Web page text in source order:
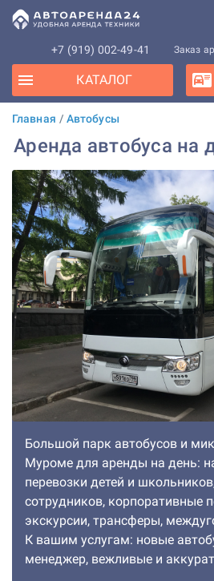
+7 (919) 002-49-41 Заказ
КАТАЛОГ
Главная / Автобусы
Аренда автобуса на
Большой парк автобусов и
Муроме для аренды на день:
перевозки детей и
сотрудников, корпоративные
экскурсии, трансферы,
К вашим услугам: новые
менеджер, вежливые и